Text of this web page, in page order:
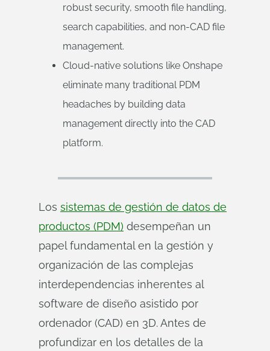
robust security, smooth file handling,
search capabilities, and non-CAD file
management.
Cloud-native solutions like Onshape
eliminate many traditional PDM
headaches by building data
management directly into the CAD
platform.
Los sistemas de gestión de datos de
productos (PDM) desempeñan un
papel fundamental en la gestión y
organización de las complejas
interdependencias inherentes al
software de diseño asistido por
ordenador (CAD) en 3D. Antes de
profundizar en los detalles de la